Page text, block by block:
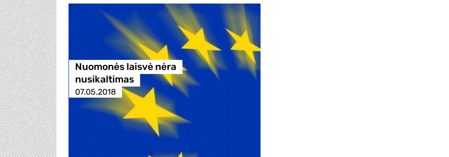
Nuomonės laisvė nėra
nusikaltimas
07.05.2018